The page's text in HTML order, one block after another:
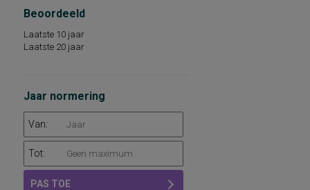
Beoordeeld
Laatste 10 jaar
Laatste 20 jaar
Jaar normering
Van:
Tot:
PAS TOE